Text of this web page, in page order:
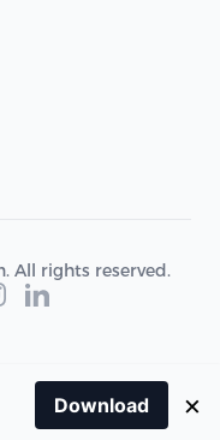
All rights reserved.
Download ×